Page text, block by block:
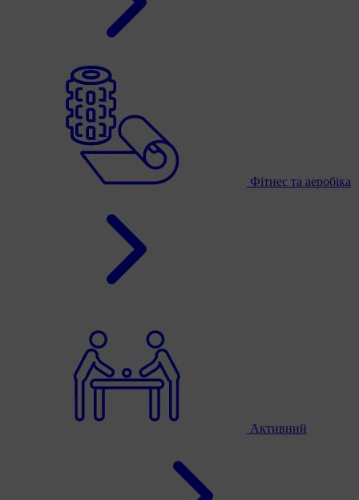
Фітнес та аеробіка
Активний